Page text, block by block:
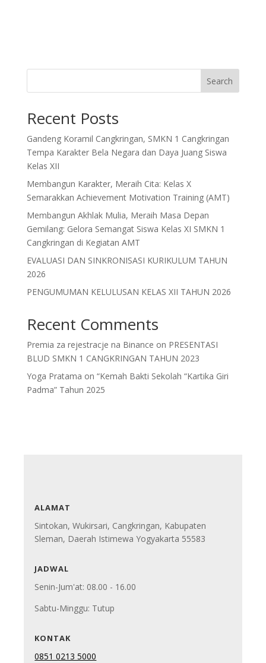
Search
Recent Posts
Gandeng Koramil Cangkringan, SMKN 1 Cangkringan
Tempa Karakter Bela Negara dan Daya Juang Siswa
Kelas XII
Membangun Karakter, Meraih Cita: Kelas X
Semarakkan Achievement Motivation Training (AMT)
Membangun Akhlak Mulia, Meraih Masa Depan
Gemilang: Gelora Semangat Siswa Kelas XI SMKN 1
Cangkringan di Kegiatan AMT
EVALUASI DAN SINKRONISASI KURIKULUM TAHUN
2026
PENGUMUMAN KELULUSAN KELAS XII TAHUN 2026
Recent Comments
Premia za rejestracje na Binance on PRESENTASI
BLUD SMKN 1 CANGKRINGAN TAHUN 2023
Yoga Pratama on “Kemah Bakti Sekolah “Kartika Giri
Padma” Tahun 2025
ALAMAT
Sintokan, Wukirsari, Cangkringan, Kabupaten
Sleman, Daerah Istimewa Yogyakarta 55583
JADWAL
Senin-Jum'at: 08.00 - 16.00
Sabtu-Minggu: Tutup
KONTAK
0851 0213 5000